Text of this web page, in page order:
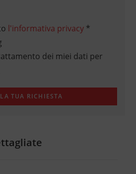
l'informativa privacy*
dei miei dati per